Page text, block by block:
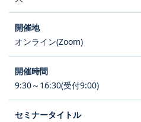
オンライン(Zoom)
9:30～16:30(受付9:00)